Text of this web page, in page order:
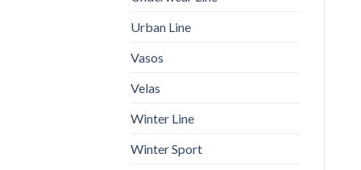
Urban Line
Vasos
Velas
Winter Line
Winter Sport